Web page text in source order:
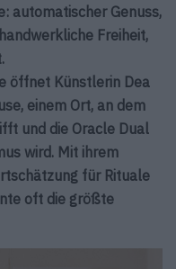
automatischer Genuss,
Freiheit,
öffnet Künstlerin Dea
einem Ort, an dem
und die Oracle Dual
wird. Mit ihrem
für Rituale
oft die größte